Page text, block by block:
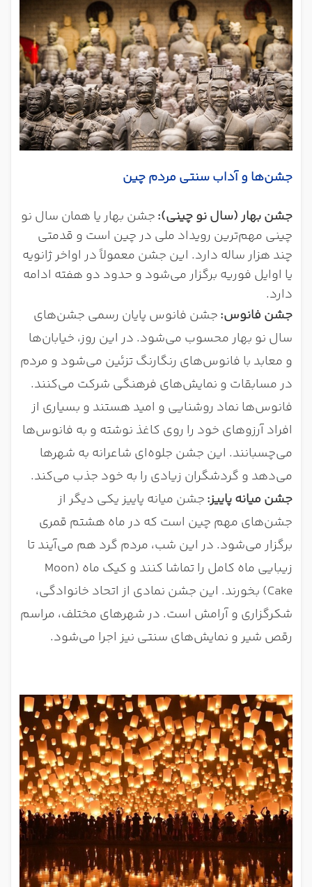
جشن‌ها و آداب سنتی مردم چین
جشن بهار (سال نو چینی):جشن بهار یا همان سال نو
چینی مهم‌ترین رویداد ملی در چین است و قدمتی
چند هزار ساله دارد. این جشن معمولاً در اواخر ژانویه
یا اوایل فوریه برگزار می‌شود و حدود دو هفته ادامه
دارد.
جشن فانوس:جشن فانوس پایان رسمی جشن‌های
سال نو بهار محسوب می‌شود. در این روز، خیابان‌ها
و معابد با فانوس‌های رنگارنگ تزئین می‌شود و مردم
در مسابقات و نمایش‌های فرهنگی شرکت می‌کنند.
فانوس‌ها نماد روشنایی و امید هستند و بسیاری از
افراد آرزوهای خود را روی کاغذ نوشته و به فانوس‌ها
می‌چسبانند. این جشن جلوه‌ای شاعرانه به شهرها
می‌دهد و گردشگران زیادی را به خود جذب می‌کند.
جشن میانه پاییز:جشن میانه پاییز یکی دیگر از
جشن‌های مهم چین است که در ماه هشتم قمری
برگزار می‌شود. در این شب، مردم گرد هم می‌آیند تا
زیبایی ماه کامل را تماشا کنند و کیک ماه (Moon
Cake) بخورند. این جشن نمادی از اتحاد خانوادگی،
شکرگزاری و آرامش است. در شهرهای مختلف، مراسم
رقص شیر و نمایش‌های سنتی نیز اجرا می‌شود.